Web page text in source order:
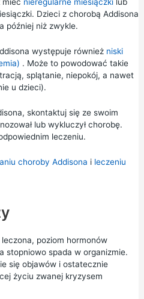
mieć nieregularne miesiączkilub
Dzieci z chorobą Addisona
później niż zwykle.
występuje również niski
. Może to powodować takie
splątanie, niepokój, a nawet
u dzieci).
skontaktuj się ze swoim
lub wykluczył chorobę.
leczeniu.
choroby Addisona i leczeniu
poziom hormonów
stopniowo spada w organizmie.
się objawów i ostatecznie
życiu zwanej kryzysem